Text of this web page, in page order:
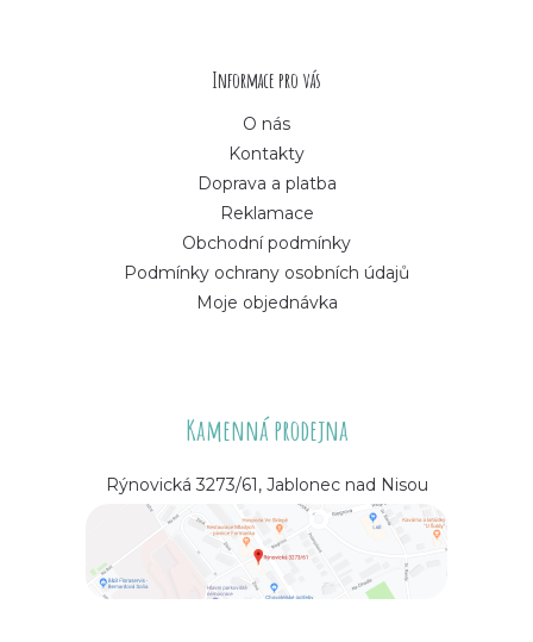
Informace pro vás
O nás
Kontakty
Doprava a platba
Reklamace
Obchodní podmínky
Podmínky ochrany osobních údajů
Moje objednávka
Kamenná prodejna
Rýnovická 3273/61, Jablonec nad Nisou